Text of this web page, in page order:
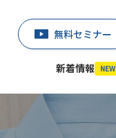
無料セミナー
新着情報 NEW